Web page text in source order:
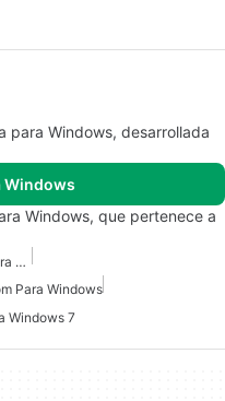
para Windows, desarrollada
Windows
Windows, que pertenece a
Juegos De Disparos De Accion Para Windows
Para Windows
Windows 7